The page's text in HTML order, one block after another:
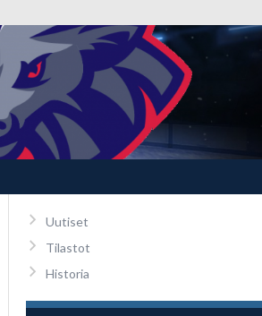
Uutiset
Tilastot
Historia